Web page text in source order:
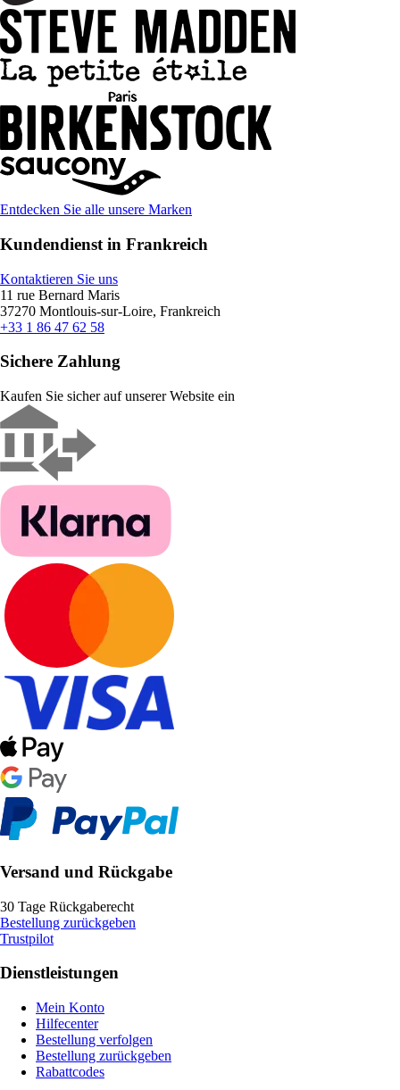
Entdecken Sie alle unsere Marken
Kundendienst in Frankreich
Kontaktieren Sie uns
11 rue Bernard Maris
37270 Montlouis-sur-Loire, Frankreich
+33 1 86 47 62 58
Sichere Zahlung
Kaufen Sie sicher auf unserer Website ein
Versand und Rückgabe
30 Tage Rückgaberecht
Bestellung zurückgeben
Trustpilot
Dienstleistungen
Mein Konto
Hilfecenter
Bestellung verfolgen
Bestellung zurückgeben
Rabattcodes